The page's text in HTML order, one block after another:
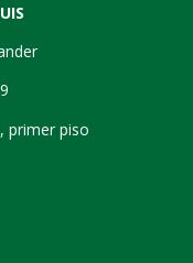
primer piso